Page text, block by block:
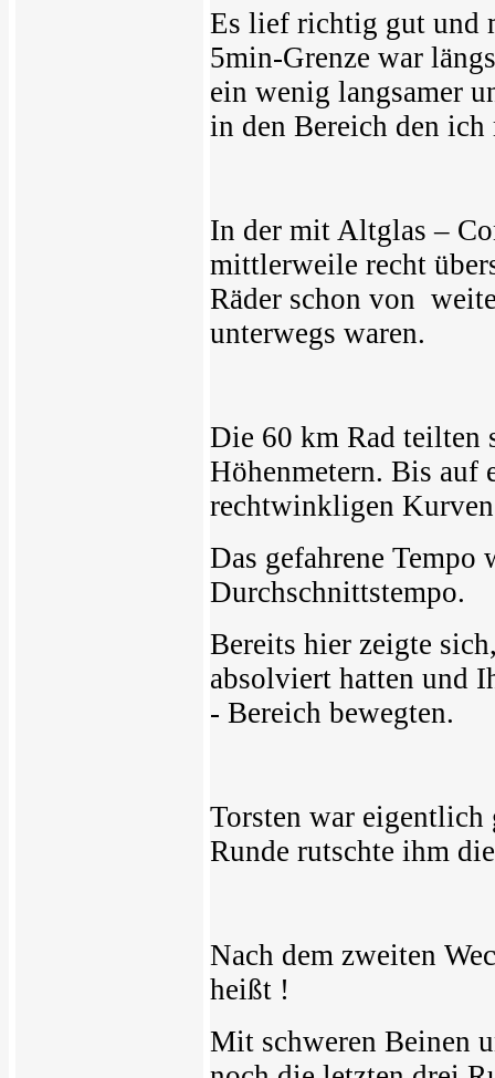
Es lief richtig gut und
5min-Grenze war
ein wenig langsamer
in den Bereich den
In der mit Altglas –
mittlerweile recht
Räder schon von
unterwegs waren.
Die 60 km Rad teilten
Höhenmetern. Bis auf
rechtwinkligen
Das gefahrene Tempo
Durchschnittstempo.
Bereits hier zeigte
absolviert hatten und
- Bereich bewegten.
Torsten war eigentlich
Runde rutschte ihm
Nach dem zweiten
heißt !
Mit schweren Beinen